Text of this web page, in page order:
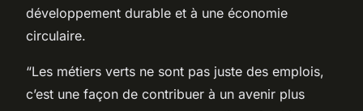
développement durable et à une économie
circulaire.
“Les métiers verts ne sont pas juste des emplois,
c’est une façon de contribuer à un avenir plus